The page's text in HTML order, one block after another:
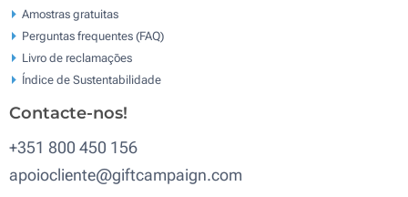
Amostras gratuitas
Perguntas frequentes (FAQ)
Livro de reclamaçōes
Índice de Sustentabilidade
Contacte-nos!
+351 800 450 156
apoiocliente@giftcampaign.com